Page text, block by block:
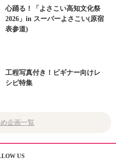
心踊る！「よさこい高知文化祭
2026」in スーパーよさこい(原宿
表参道)
工程写真付き！ビギナー向けレ
シピ特集
企画一覧
US